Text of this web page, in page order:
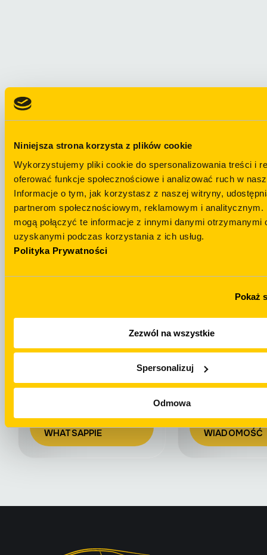
Niniejsza strona korzysta z plików cookie
Wykorzystujemy pliki cookie do spersonalizowania treści i
oferować funkcje społecznościowe i analizować ruch w
Informacje o tym, jak korzystasz z naszej witryny,
partnerom społecznościowym, reklamowym i analitycznym.
mogą połączyć te informacje z innymi danymi otrzymanymi
uzyskanymi podczas korzystania z ich usług.
Polityka Prywatności
Pokaż
Zezwól na wszystkie
Spersonalizuj
Odmowa
Masz pytania?
+48 694 439 888
NAPISZ NA
WHATSAPPIE
Email
WYŚLIJ
WIADOMOŚĆ